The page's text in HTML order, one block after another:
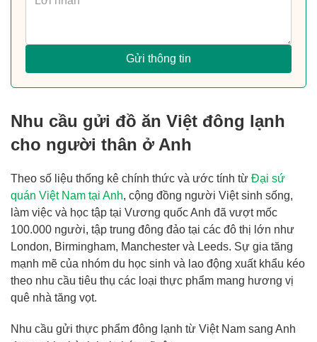
Gửi thông tin
Nhu cầu gửi đồ ăn Việt đông lạnh
cho người thân ở Anh
Theo số liệu thống kê chính thức và ước tính từ Đại sứ
quán Việt Nam tại Anh, cộng đồng người Việt sinh sống,
làm việc và học tập tại Vương quốc Anh đã vượt mốc
100.000 người, tập trung đông đảo tại các đô thị lớn như
London, Birmingham, Manchester và Leeds. Sự gia tăng
mạnh mẽ của nhóm du học sinh và lao động xuất khẩu kéo
theo nhu cầu tiêu thụ các loại thực phẩm mang hương vị
quê nhà tăng vọt.
Nhu cầu gửi thực phẩm đông lạnh từ Việt Nam sang Anh